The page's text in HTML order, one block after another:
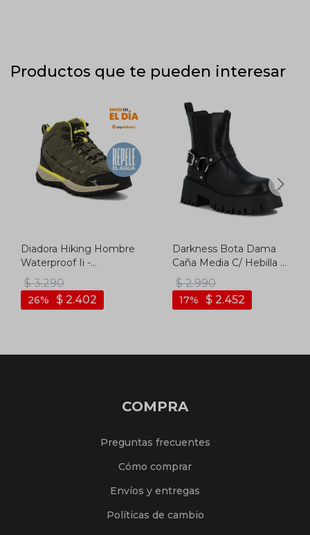
Productos que te pueden interesar
Diadora Hiking Hombre
Waterproof Ii -
Verde/negro - Verde-
negro
$ 3.290
$ 2.402
26
Darkness Bota Dama
Caña Media C/ Hebilla Y
Elastico - Negro
$ 2.990
$ 2.452
17
COMPRA
Preguntas frecuentes
Cómo comprar
Envíos y entregas
Políticas de cambio